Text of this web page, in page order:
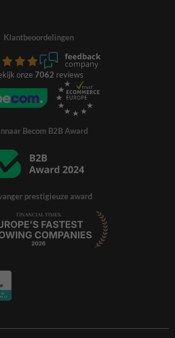
Klantbeoordelingen
onze 7062 reviews
Becom B2B Award
prestigieuze award